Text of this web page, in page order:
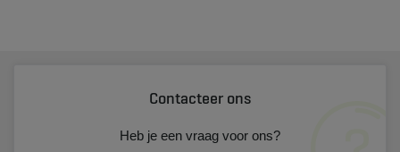
Contacteer ons
Heb je een vraag voor ons?